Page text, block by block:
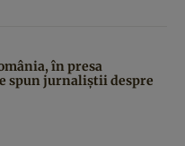
în presa
spun jurnaliștii despre